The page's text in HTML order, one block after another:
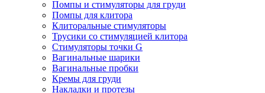
Помпы и стимуляторы для груди
Помпы для клитора
Клиторальные стимуляторы
Трусики со стимуляцией клитора
Стимуляторы точки G
Вагинальные шарики
Вагинальные пробки
Кремы для груди
Накладки и протезы